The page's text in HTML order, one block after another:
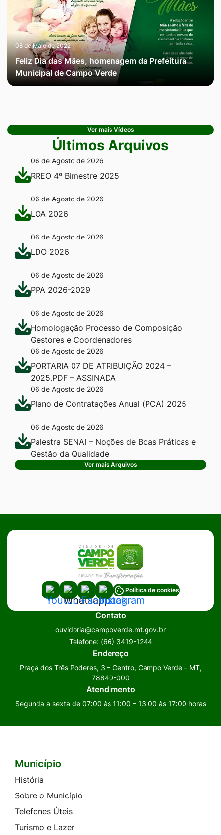
08 de Maio de 2022
Feliz Dia das Mães, homenagem da Prefeitura
Municipal de Campo Verde
Ver mais Vídeos
Últimos Arquivos
06 de Agosto de 2026
RREO 4º Bimestre 2025
06 de Agosto de 2026
LOA 2026
06 de Agosto de 2026
LDO 2026
06 de Agosto de 2026
PPA 2026-2029
06 de Agosto de 2026
Homologação Processo de Composição
Gestores e Coordenadores
06 de Agosto de 2026
PORTARIA 07 DE ATRIBUIÇÃO 2024 –
2025.PDF – ASSINADA
06 de Agosto de 2026
Plano de Contratações Anual (PCA) 2025
06 de Agosto de 2026
Palestra SENAI – Noções de Boas Práticas e
Gestão da Qualidade
Ver mais Arquivos
Acessar
a
Social
Acessar
a
Social
Whatsapp
Acessar
a
Rede
Social
Facebook
Acessar
a
Rede
Social
Instagram
Política de cookies
Contato
ouvidoria@campoverde.mt.gov.br
Telefone: (66) 3419-1244
Endereço
Praça dos Três Poderes, 3 – Centro, Campo Verde – MT,
78840-000
Atendimento
Segunda a sexta de 07:00 às 11:00 – 13:00 às 17:00 horas
Seção do Rodapé e Contato
Município
História
Sobre o Município
Telefones Úteis
Turismo e Lazer